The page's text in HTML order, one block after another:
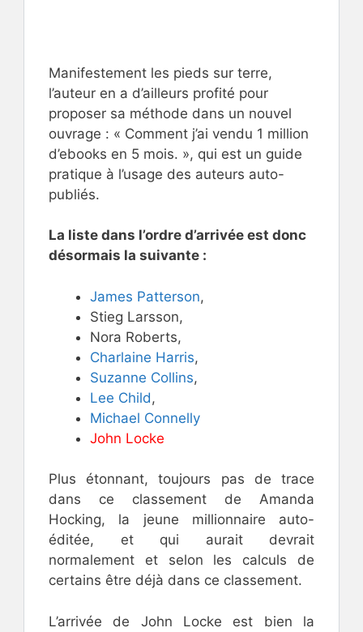
Manifestement les pieds sur terre,
l’auteur en a d’ailleurs profité pour
proposer sa méthode dans un nouvel
ouvrage : « Comment j’ai vendu 1 million
d’ebooks en 5 mois. », qui est un guide
pratique à l’usage des auteurs auto-
publiés.
La liste dans l’ordre d’arrivée est donc
désormais la suivante :
James Patterson,
Stieg Larsson,
Nora Roberts,
Charlaine Harris,
Suzanne Collins,
Lee Child ,
Michael Connelly
John Locke
Plus étonnant, toujours pas de trace
dans ce classement de Amanda
Hocking, la jeune millionnaire auto-
éditée, et qui aurait devrait
normalement et selon les calculs de
certains être déjà dans ce classement.
L’arrivée de John Locke est bien la